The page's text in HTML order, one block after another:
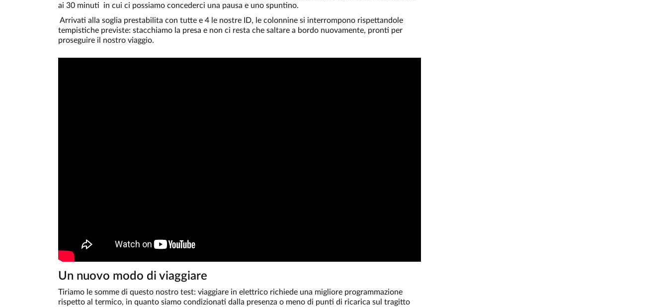
ai 30 minuti in cui ci possiamo concederci una pausa e uno spuntino.
Arrivati alla soglia prestabilita con tutte e 4 le nostre ID, le colonnine si interrompono rispettandole
tempistiche previste: stacchiamo la presa e non ci resta che saltare a bordo nuovamente, pronti per
proseguire il nostro viaggio.
Un nuovo modo di viaggiare
Tiriamo le somme di questo nostro test: viaggiare in elettrico richiede una migliore programmazione
rispetto al termico, in quanto siamo condizionati dalla presenza o meno di punti di ricarica sul tragitto